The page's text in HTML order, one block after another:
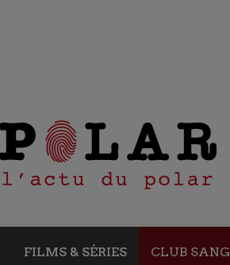
FILMS & SÉRIES CLUB SANG